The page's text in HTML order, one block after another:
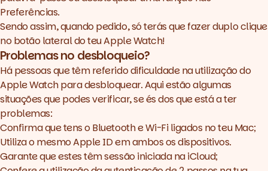
Preferências.
Sendo assim, quando pedido, só terás que fazer duplo clique
no botão lateral do teu Apple Watch!
Problemas no desbloqueio?
Há pessoas que têm referido dificuldade na utilização do
Apple Watch para desbloquear. Aqui estão algumas
situações que podes verificar, se és dos que está a ter
problemas:
Confirma que tens o Bluetooth e Wi-Fi ligados no teu Mac;
Utiliza o mesmo Apple ID em ambos os dispositivos.
Garante que estes têm sessão iniciada na iCloud;